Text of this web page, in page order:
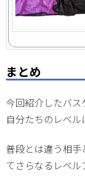
まとめ
今回紹介したバス
自分たちのレベル
普段とは違う相
てさらなるレベル